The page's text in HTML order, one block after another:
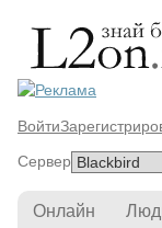
Войти
Сервер
Онлайн